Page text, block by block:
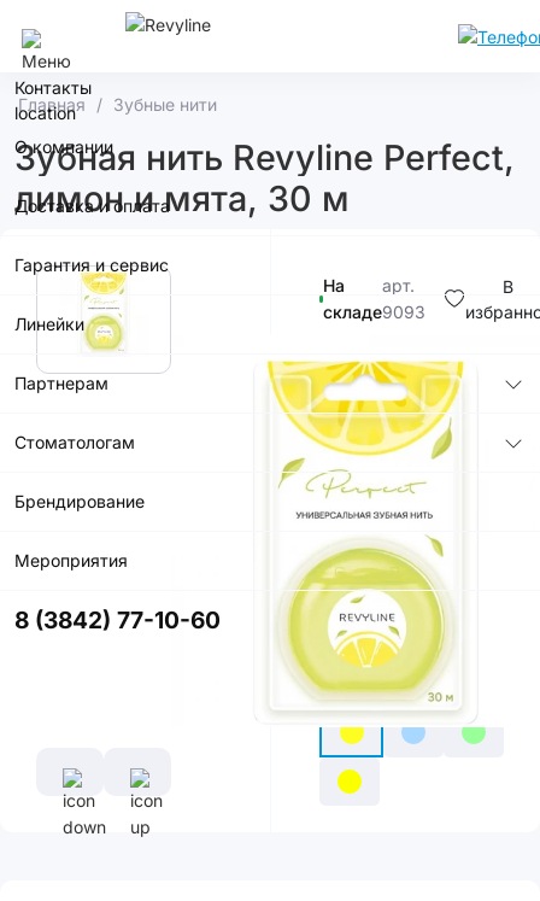
Кемерово
Контакты
О компании
Доставка и оплата
Гарантия и сервис
Линейки
Партнерам
Стоматологам
Брендирование
Мероприятия
8 (3842) 77-10-60
Главная Зубные нити
Зубная нить Revyline Perfect,
лимон и мята, 30 м
На
складе
арт.
9093
В
350р.
В корзину
Купить в
приложении
со скидкой
Цвет